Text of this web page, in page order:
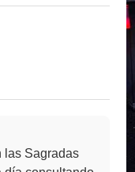
las Sagradas